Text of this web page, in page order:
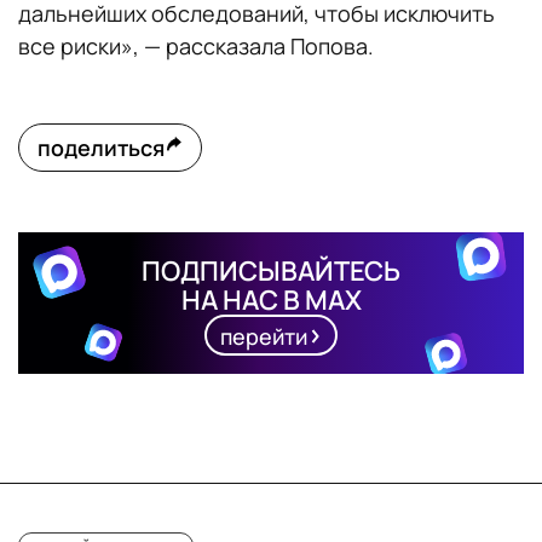
дальнейших обследований, чтобы исключить
все риски», — рассказала Попова.
поделиться
ПОДПИСЫВАЙТЕСЬ
НА НАС В MAX
перейти